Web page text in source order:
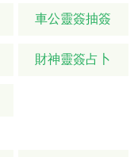
車公靈簽抽簽
財神靈簽占卜